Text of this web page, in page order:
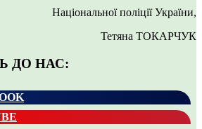
Національної поліції України,
Тетяна ТОКАРЧУК
ДО НАС: